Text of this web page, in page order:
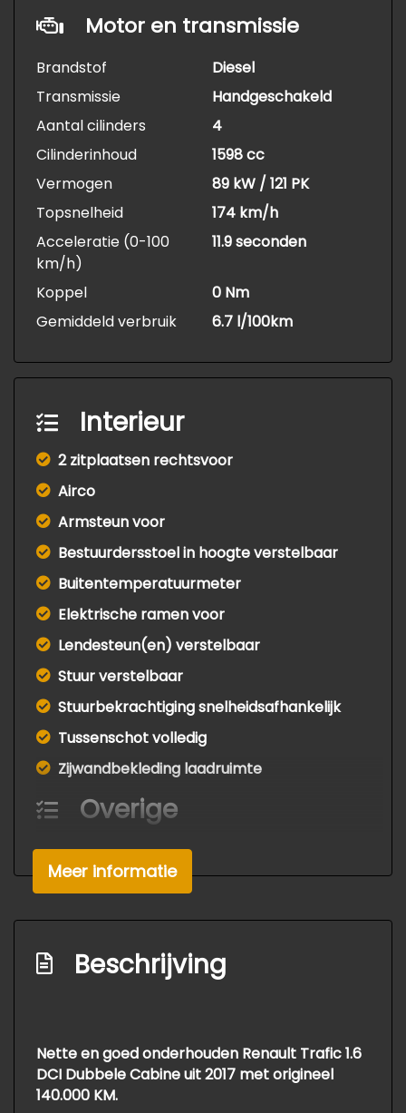
Motor en transmissie
Brandstof
Diesel
Transmissie
Handgeschakeld
Aantal cilinders
4
Cilinderinhoud
1598 cc
Vermogen
89 kW / 121 PK
Topsnelheid
174 km/h
Acceleratie (0-100
km/h)
11.9 seconden
Koppel
0 Nm
Gemiddeld verbruik
6.7 l/100km
Interieur
2 zitplaatsen rechtsvoor
Airco
Armsteun voor
Bestuurdersstoel in hoogte verstelbaar
Buitentemperatuurmeter
Elektrische ramen voor
Lendesteun(en) verstelbaar
Stuur verstelbaar
Stuurbekrachtiging snelheidsafhankelijk
Tussenschot volledig
Zijwandbekleding laadruimte
Overige
Anti blokkeer systeem
Bestuurdersairbag
Elektronisch stabiliteits programma
Buitenspiegels elektrisch verstelbaar
Centrale vergrendeling met
afstandsbediening
Meer informatie
Beschrijving
Nette en goed onderhouden Renault Trafic 1.6
DCI Dubbele Cabine uit 2017 met origineel
140.000 KM.